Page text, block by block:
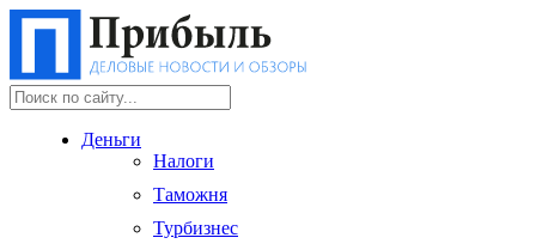
Деньги
Налоги
Таможня
Турбизнес